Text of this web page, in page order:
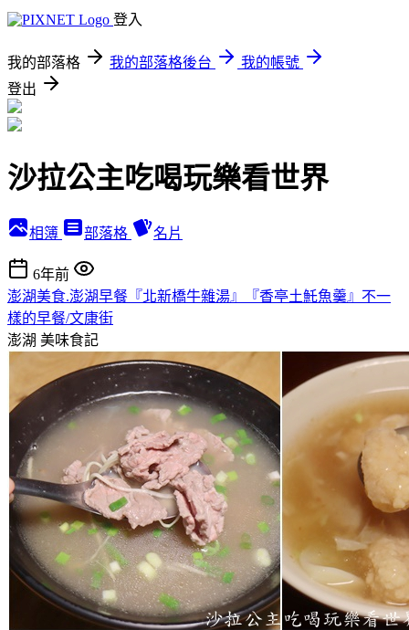
登入
我的部落格 我的部落格後台
我的帳號
登出
沙拉公主吃喝玩樂看世界
相簿 部落格 名片
6年前
澎湖美食.澎湖早餐『北新橋牛雜湯』『香亭土魠魚羹』不一
樣的早餐/文康街
澎湖 美味食記